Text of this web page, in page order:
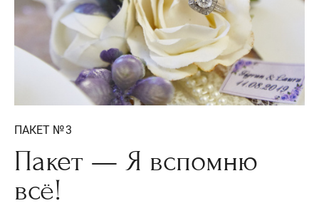
ПАКЕТ № 3
Пакет — Я вспомню
всё!